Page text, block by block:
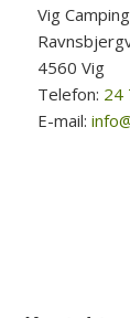
Vig Camping
4560 Vig
Telefon: 24
E-mail: